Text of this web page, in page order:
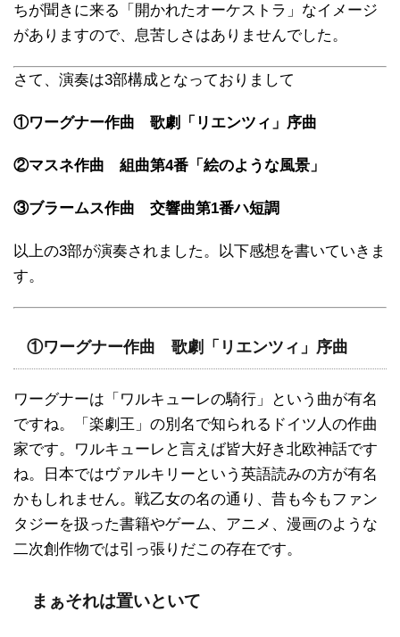
ちが聞きに来る「開かれたオーケストラ」なイメージ
がありますので、息苦しさはありませんでした。
さて、演奏は3部構成となっておりまして
①ワーグナー作曲 歌劇「リエンツィ」序曲
②マスネ作曲 組曲第4番「絵のような風景」
③ブラームス作曲 交響曲第1番ハ短調
以上の3部が演奏されました。以下感想を書いていきま
す。
①ワーグナー作曲 歌劇「リエンツィ」序曲
ワーグナーは「ワルキューレの騎行」という曲が有名
ですね。「楽劇王」の別名で知られるドイツ人の作曲
家です。ワルキューレと言えば皆大好き北欧神話です
ね。日本ではヴァルキリーという英語読みの方が有名
かもしれません。戦乙女の名の通り、昔も今もファン
タジーを扱った書籍やゲーム、アニメ、漫画のような
二次創作物では引っ張りだこの存在です。
まぁそれは置いといて